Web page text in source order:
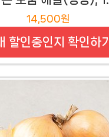
14,500원
할인중인지 확인하기